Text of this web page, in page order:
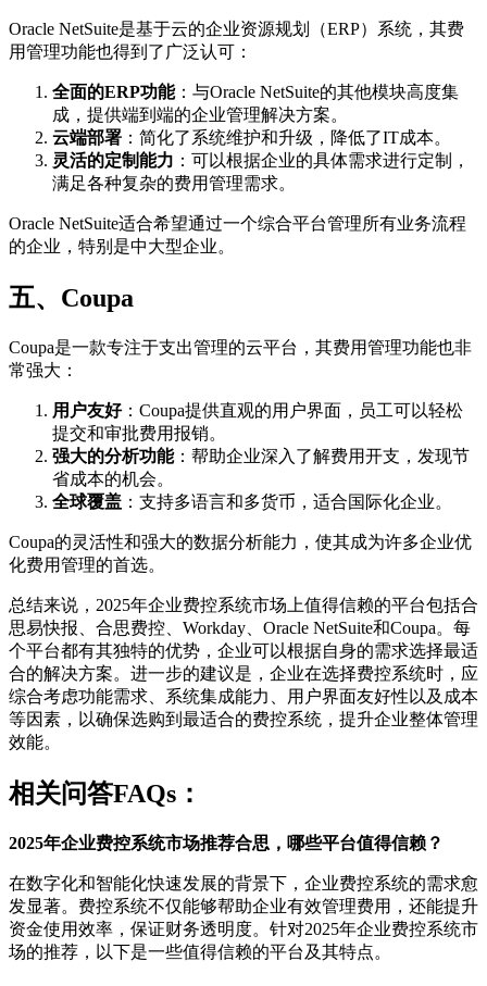
Oracle NetSuite是基于云的企业资源规划（ERP）系统，其费
用管理功能也得到了广泛认可：
全面的ERP功能：与Oracle NetSuite的其他模块高度集
成，提供端到端的企业管理解决方案。
云端部署 ：简化了系统维护和升级，降低了IT成本。
灵活的定制能力 ：可以根据企业的具体需求进行定制，
满足各种复杂的费用管理需求。
Oracle NetSuite适合希望通过一个综合平台管理所有业务流程
的企业，特别是中大型企业。
五、Coupa
Coupa是一款专注于支出管理的云平台，其费用管理功能也非
常强大：
用户友好：Coupa提供直观的用户界面，员工可以轻松
提交和审批费用报销。
强大的分析功能：帮助企业深入了解费用开支，发现节
省成本的机会。
全球覆盖 ：支持多语言和多货币，适合国际化企业。
Coupa的灵活性和强大的数据分析能力，使其成为许多企业优
化费用管理的首选。
总结来说，2025年企业费控系统市场上值得信赖的平台包括合
思易快报、合思费控、Workday、Oracle NetSuite和Coupa。每
个平台都有其独特的优势，企业可以根据自身的需求选择最适
合的解决方案。进一步的建议是，企业在选择费控系统时，应
综合考虑功能需求、系统集成能力、用户界面友好性以及成本
等因素，以确保选购到最适合的费控系统，提升企业整体管理
效能。
相关问答FAQs：
2025年企业费控系统市场推荐合思，哪些平台值得信赖？
在数字化和智能化快速发展的背景下，企业费控系统的需求愈
发显著。费控系统不仅能够帮助企业有效管理费用，还能提升
资金使用效率，保证财务透明度。针对2025年企业费控系统市
场的推荐，以下是一些值得信赖的平台及其特点。